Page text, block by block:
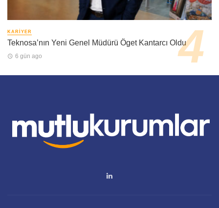
KARIYER
Teknosa’nın Yeni Genel Müdürü Öget Kantarcı Oldu
6 gün ago